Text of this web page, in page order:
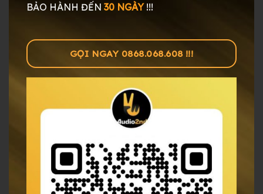
BẢO HÀNH ĐẾN 30 NGÀY!!!
GỌI NGAY 0868.068.608 !!!